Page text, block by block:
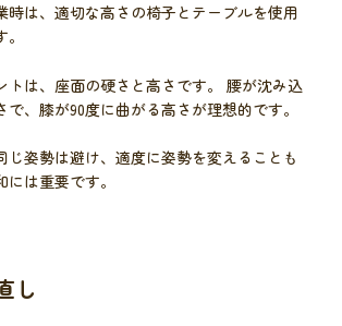
時は、適切な高さの椅子とテーブルを使用
トは、座面の硬さと高さです。 腰が沈み込
で、膝が90度に曲がる高さが理想的です。
じ姿勢は避け、適度に姿勢を変えることも
は重要です。
し